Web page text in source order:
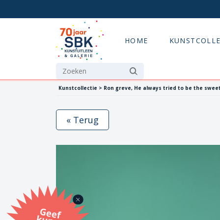
HOME
Kunstcollectie > Ron greve, He always tried to be the
G
eef
u
n
st
a
d
o
m
et
e SB
K
u
n
stb
o
n
« Terug